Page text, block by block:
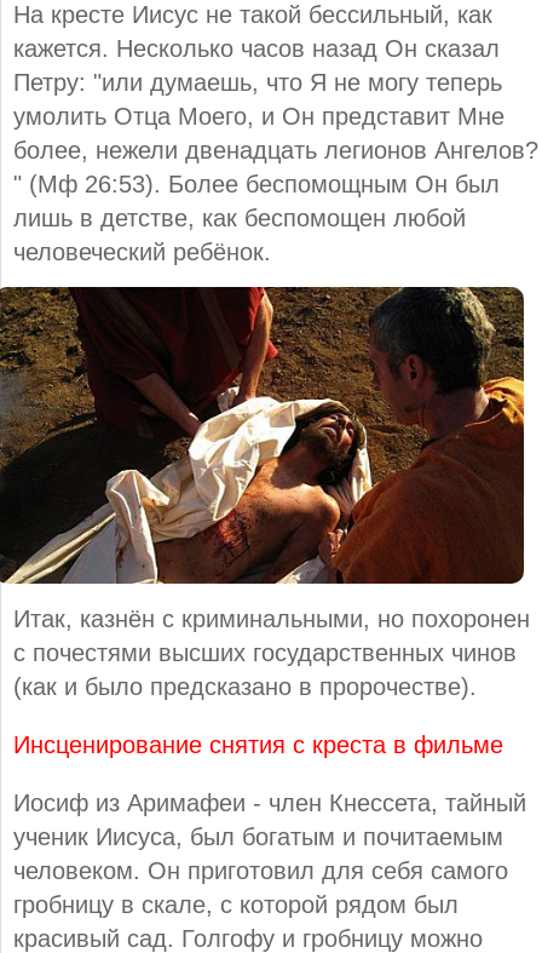
На кресте Иисус не такой бессильный, как
кажется. Несколько часов назад Он сказал
Петру: "или думаешь, что Я не могу теперь
умолить Отца Моего, и Он представит Мне
более, нежели двенадцать легионов Ангелов?
" (Мф 26:53). Более беспомощным Он был
лишь в детстве, как беспомощен любой
человеческий ребёнок.
Итак, казнён с криминальными, но похоронен
с почестями высших государственных чинов
(как и было предсказано в пророчестве).
Инсценирование снятия с креста в фильме
Иосиф из Аримафеи - член Кнессета, тайный
ученик Иисуса, был богатым и почитаемым
человеком. Он приготовил для себя самого
гробницу в скале, с которой рядом был
красивый сад. Голгофу и гробницу можно